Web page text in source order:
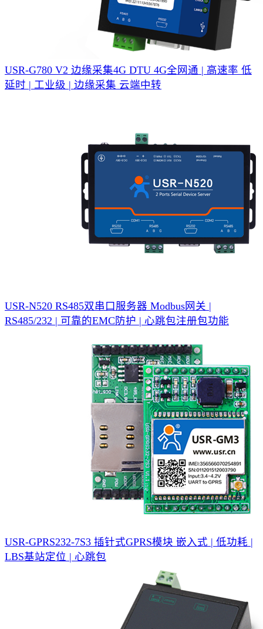
USR-G780 V2 边缘采集4G DTU 4G全网通 | 高速率 低
延时 | 工业级 | 边缘采集 云端中转
USR-N520 RS485双串口服务器 Modbus网关 |
RS485/232 | 可靠的EMC防护 | 心跳包注册包功能
USR-GPRS232-7S3 插针式GPRS模块 嵌入式 | 低功耗 |
LBS基站定位 | 心跳包